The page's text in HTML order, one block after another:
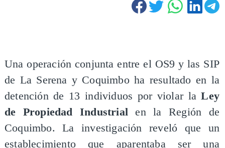
Una operación conjunta entre el OS9 y las SIP
de La Serena y Coquimbo ha resultado en la
detención de 13 individuos por violar laLey
de Propiedad Industrial en la Región de
Coquimbo. La investigación reveló que un
establecimiento que aparentaba ser una